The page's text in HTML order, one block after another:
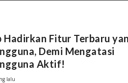
Hadirkan Fitur Terbaru
Demi Mengatasi
Aktif!
lalu